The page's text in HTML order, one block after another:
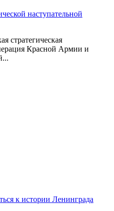
наступательной
стратегическая
Красной Армии и
к истории Ленинграда